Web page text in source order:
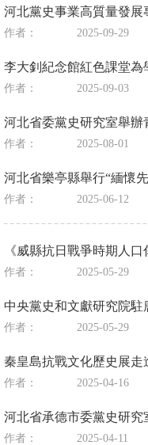
河北黨史事業高質量發
作者： 2025-09-29
李大釗紀念館紅色課堂為
作者： 2025-09-03
河北省委黨史研究室舉
作者： 2025-08-01
河北省樂亭縣舉行“緬懷
作者： 2025-06-12
《威縣抗日戰爭時期人
作者： 2025-05-29
中央黨史和文獻研究院
作者： 2025-05-29
秦皇島抗戰文化歷史展走
作者： 2025-04-16
河北省承德市委黨史研究
作者： 2025-04-11